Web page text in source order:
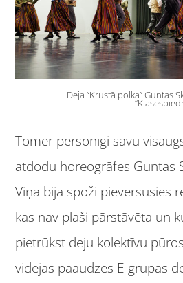
Deja “Krustā polka” Guntas
Tomēr personīgi savu
atdodu horeogrāfes Guntas
Viņa bija spoži pievērsusies
kas nav plaši pārstāvēta un
pietrūkst deju kolektīvu
vidējās paaudzes E grupas